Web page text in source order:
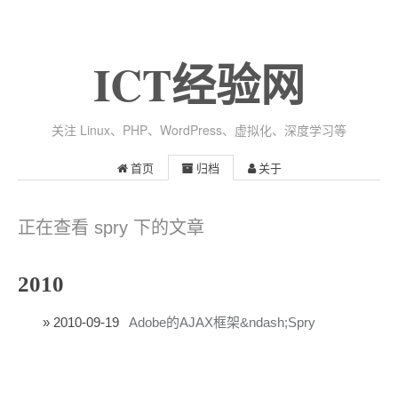
ICT经验网
关注 Linux、PHP、WordPress、虚拟化、深度学习等
首页 归档 关于
正在查看 spry 下的文章
2010
2010-09-19 Adobe的AJAX框架&ndash;Spry